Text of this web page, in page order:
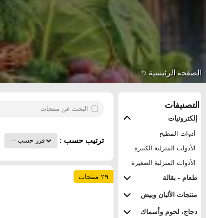
الصفحة الرئيسية
التصنيفات
إلكترونيات
أدوات المطبخ
الأدوات المنزلية الكبيرة
الأدوات المنزلية الصغيرة
طعام - بقالة
منتجات الألبان وبيض
دجاج، لحوم وأسماك
ترتيب حسب :
٢٩ منتجات